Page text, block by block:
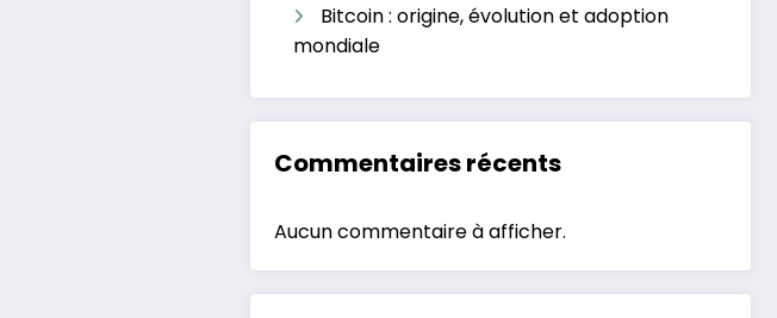
Bitcoin : origine, évolution et adoption
mondiale
Commentaires récents
Aucun commentaire à afficher.